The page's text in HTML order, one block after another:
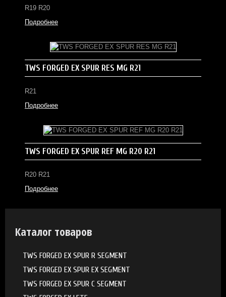
R19 R20
Подробнее
TWS FORGED EX SPUR RES MG R21
R21
Подробнее
TWS FORGED EX SPUR REF MG R20 R21
R20 R21
Подробнее
Каталог товаров
TWS FORGED EX SPUR R SEGMENT
TWS FORGED EX SPUR EX SEGMENT
TWS FORGED EX SPUR C SEGMENT